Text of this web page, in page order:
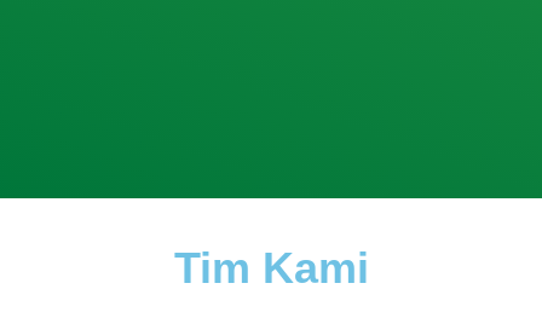
Tim Kami